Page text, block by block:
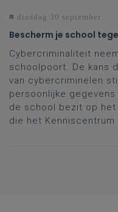
dinsdag 30 september
Bescherm je school
Cybercriminaliteit
schoolpoort. De kans
van cybercriminelen
persoonlijke
de school bezit op
die het